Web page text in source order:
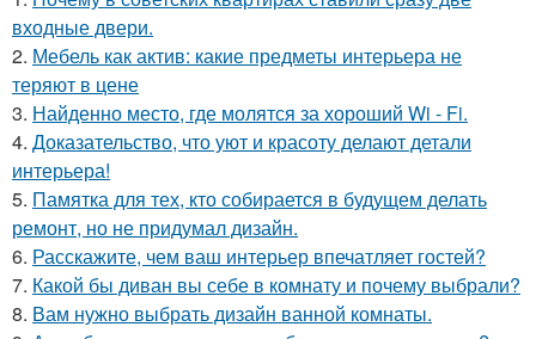
входные двери.
2. Мебель как актив: какие предметы интерьера не
теряют в цене
3. Найденно место, где молятся за хороший Wi - Fi.
4. Доказательство, что уют и красоту делают детали
интерьера!
5. Памятка для тех, кто собирается в будущем делать
ремонт, но не придумал дизайн.
6. Расскажите, чем ваш интерьер впечатляет гостей?
7. Какой бы диван вы себе в комнату и почему выбрали?
8. Вам нужно выбрать дизайн ванной комнаты.